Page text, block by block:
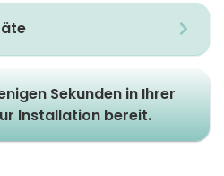
Sekunden in Ihrer
Installation bereit.